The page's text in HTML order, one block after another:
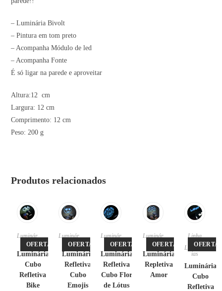
– Luminária Bivolt
– Pintura em tom preto
– Acompanha Módulo de led
– Acompanha Fonte
É só ligar na parede e aproveitar
Altura:12 cm
Largura: 12 cm
Comprimento: 12 cm
Peso: 200 g
Produtos relacionados
OFERTA!
Luminár
ias
Luminária
Cubo
Refletiva
Bike
OFERTA!
Luminár
ias
Luminária
Refletiva
Cubo
Emojis
OFERTA!
Luminár
ias
Luminária
Refletiva
Cubo Flor
de Lótus
OFERTA!
Luminár
ias
Luminária
Repletiva
Amor
OFERTA!
Linha
Pet,
Luminár
ias
Luminária
Cubo
Refletiva